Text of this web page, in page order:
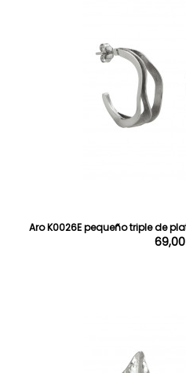
Aro K0026E pequeño triple de